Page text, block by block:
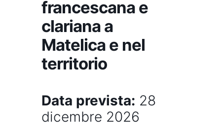
francescana e
clariana a
Matelica e nel
territorio
Data prevista: 28
dicembre 2026